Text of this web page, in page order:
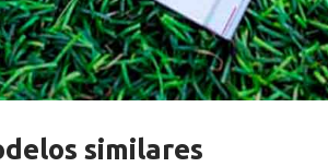
similares